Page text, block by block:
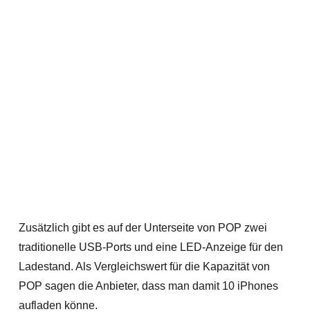
Zusätzlich gibt es auf der Unterseite von POP zwei
traditionelle USB-Ports und eine LED-Anzeige für den
Ladestand. Als Vergleichswert für die Kapazität von
POP sagen die Anbieter, dass man damit 10 iPhones
aufladen könne.